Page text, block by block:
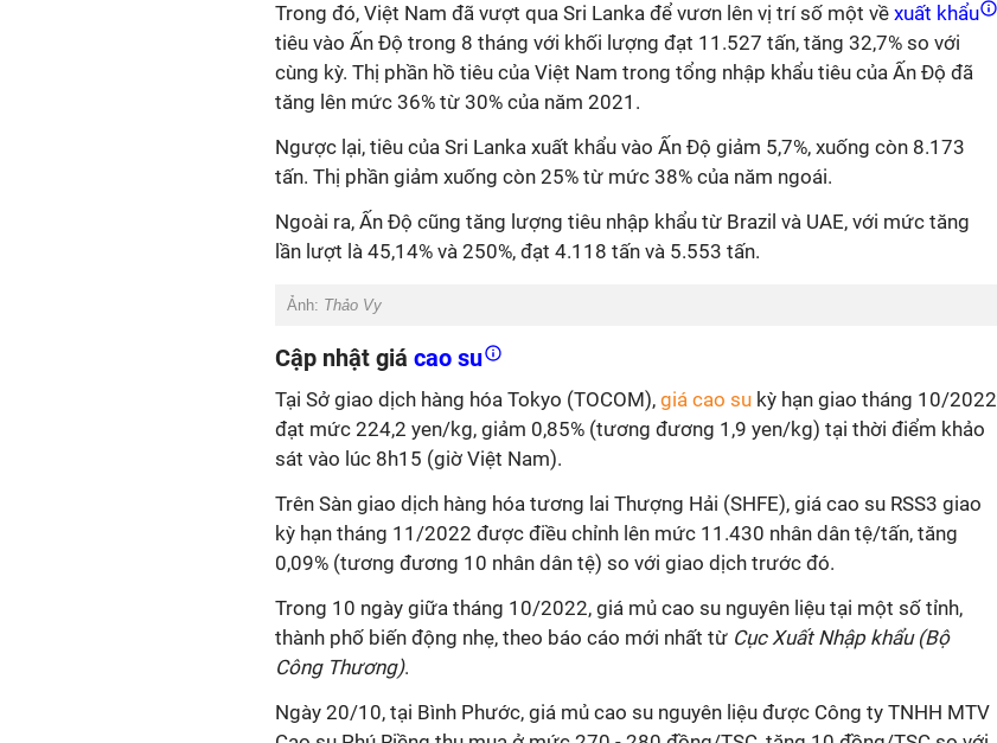
Trong đó, Việt Nam đã vượt qua Sri Lanka để vươn lên vị trí số một về xuất khẩu
tiêu vào Ấn Độ trong 8 tháng với khối lượng đạt 11.527 tấn, tăng 32,7% so với
cùng kỳ. Thị phần hồ tiêu của Việt Nam trong tổng nhập khẩu tiêu của Ấn Độ đã
tăng lên mức 36% từ 30% của năm 2021.
Ngược lại, tiêu của Sri Lanka xuất khẩu vào Ấn Độ giảm 5,7%, xuống còn 8.173
tấn. Thị phần giảm xuống còn 25% từ mức 38% của năm ngoái.
Ngoài ra, Ấn Độ cũng tăng lượng tiêu nhập khẩu từ Brazil và UAE, với mức tăng
lần lượt là 45,14% và 250%, đạt 4.118 tấn và 5.553 tấn.
Ảnh: Thảo Vy
Cập nhật giá cao su
Tại Sở giao dịch hàng hóa Tokyo (TOCOM), giá cao su kỳ hạn giao tháng 10/2022
đạt mức 224,2 yen/kg, giảm 0,85% (tương đương 1,9 yen/kg) tại thời điểm khảo
sát vào lúc 8h15 (giờ Việt Nam).
Trên Sàn giao dịch hàng hóa tương lai Thượng Hải (SHFE), giá cao su RSS3 giao
kỳ hạn tháng 11/2022 được điều chỉnh lên mức 11.430 nhân dân tệ/tấn, tăng
0,09% (tương đương 10 nhân dân tệ) so với giao dịch trước đó.
Trong 10 ngày giữa tháng 10/2022, giá mủ cao su nguyên liệu tại một số tỉnh,
thành phố biến động nhẹ, theo báo cáo mới nhất từ Cục Xuất Nhập khẩu (Bộ
Công Thương).
Ngày 20/10, tại Bình Phước, giá mủ cao su nguyên liệu được Công ty TNHH MTV